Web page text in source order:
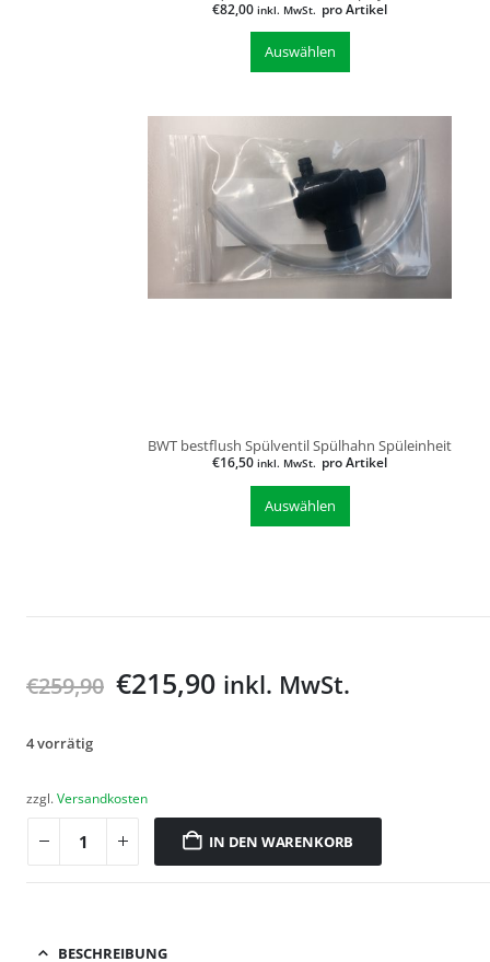
€82,00 inkl. MwSt. pro Artikel
Auswählen
BWT bestflush Spülventil Spülhahn Spüleinheit
€16,50 inkl. MwSt. pro Artikel
Auswählen
€259,90 €215,90 inkl. MwSt.
4 vorrätig
zzgl.Versandkosten
IN DEN WARENKORB
BESCHREIBUNG